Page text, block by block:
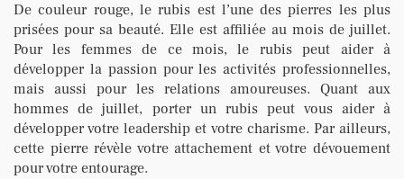
De couleur rouge, le rubis est l’une des pierres les plus
prisées pour sa beauté. Elle est affiliée au mois de juillet.
Pour les femmes de ce mois, le rubis peut aider à
développer la passion pour les activités professionnelles,
mais aussi pour les relations amoureuses. Quant aux
hommes de juillet, porter un rubis peut vous aider à
développer votre leadership et votre charisme. Par ailleurs,
cette pierre révèle votre attachement et votre dévouement
pour votre entourage.